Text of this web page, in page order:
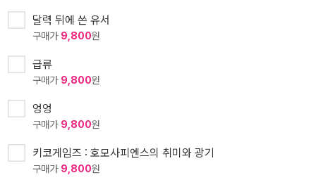
달력 뒤에 쓴 유서
구매가 9,800원
급류
구매가 9,800원
엉엉
구매가 9,800원
키코게임즈 : 호모사피엔스의 취미와 광기
구매가 9,800원